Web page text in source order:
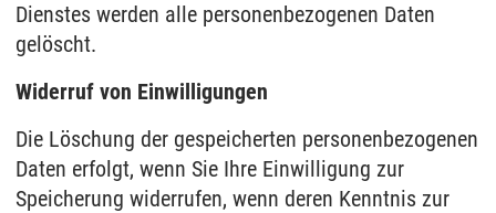
Dienstes werden alle personenbezogenen Daten
gelöscht.
Widerruf von Einwilligungen
Die Löschung der gespeicherten personenbezogenen
Daten erfolgt, wenn Sie Ihre Einwilligung zur
Speicherung widerrufen, wenn deren Kenntnis zur